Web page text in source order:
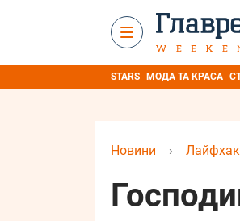
STARS МОДА ТА КРАСА
Новини ›